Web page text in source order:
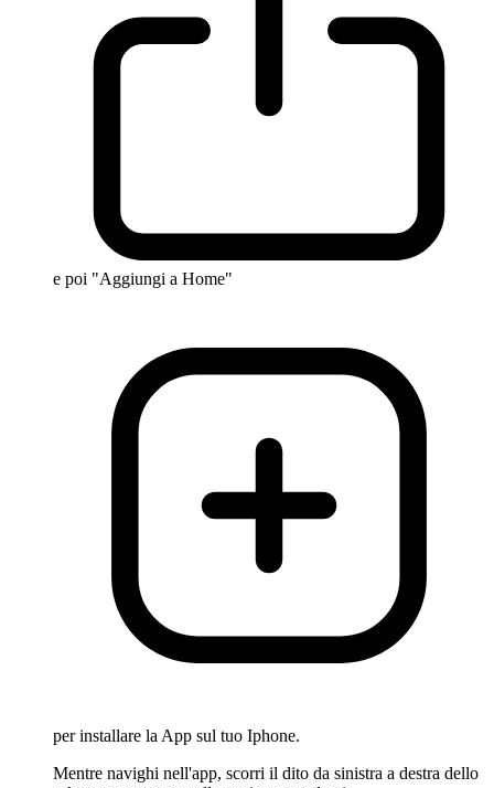
e poi "Aggiungi a Home"
per installare la App sul tuo Iphone.
Mentre navighi nell'app, scorri il dito da sinistra a destra dello